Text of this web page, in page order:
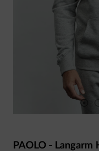
PAOLO - Langarm